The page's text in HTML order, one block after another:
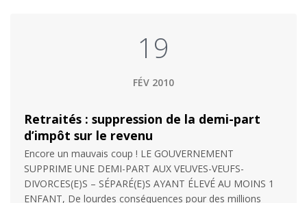
19
FÉV 2010
Retraités : suppression de la demi-part
d’impôt sur le revenu
Encore un mauvais coup ! LE GOUVERNEMENT
SUPPRIME UNE DEMI-PART AUX VEUVES-VEUFS-
DIVORCES(E)S – SÉPARÉ(E)S AYANT ÉLEVÉ AU MOINS 1
ENFANT, De lourdes conséquences pour des millions